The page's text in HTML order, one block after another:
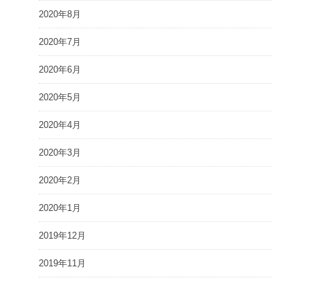
2020年8月
2020年7月
2020年6月
2020年5月
2020年4月
2020年3月
2020年2月
2020年1月
2019年12月
2019年11月